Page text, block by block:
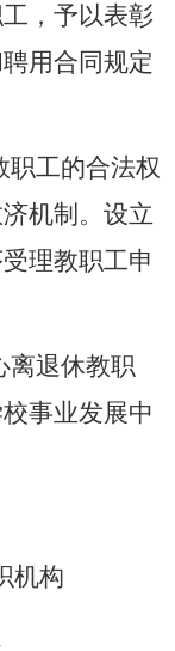
，予以表彰
用合同规定
职工的合法权
机制。设立
理教职工申
离退休教职
事业发展中
机构